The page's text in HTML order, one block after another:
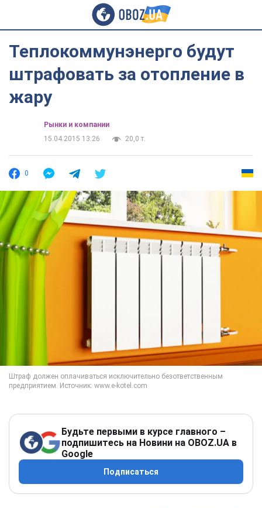
Теплокоммунэнерго будут
штрафовать за отопление в
жару
Рынки и компании
15.04.2015 13:26
20,0 т.
0
Будьте первыми в курсе главного –
подпишитесь на Новини на OBOZ.UA в
Google
Подписаться